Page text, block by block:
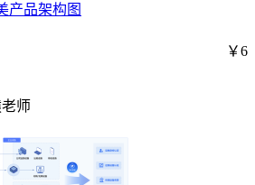
产品架构图
师
￥6